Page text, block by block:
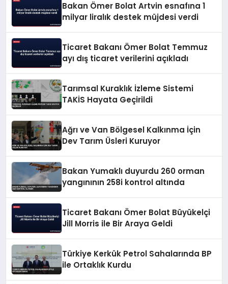
Bakan Ömer Bolat Artvin esnafına 1
milyar liralık destek müjdesi verdi
Ticaret Bakanı Ömer Bolat Temmuz
ayı dış ticaret verilerini açıkladı
Tarımsal Kuraklık İzleme Sistemi
TAKİS Hayata Geçirildi
Ağrı ve Van Bölgesel Kalkınma İçin
Dev Tarım Üsleri Kuruyor
Bakan Yumaklı duyurdu 260 orman
yangınının 258i kontrol altında
Ticaret Bakanı Ömer Bolat Büyükelçi
Jill Morris ile Bir Araya Geldi
Türkiye Kerkük Petrol Sahalarında BP
ile Ortaklık Kurdu